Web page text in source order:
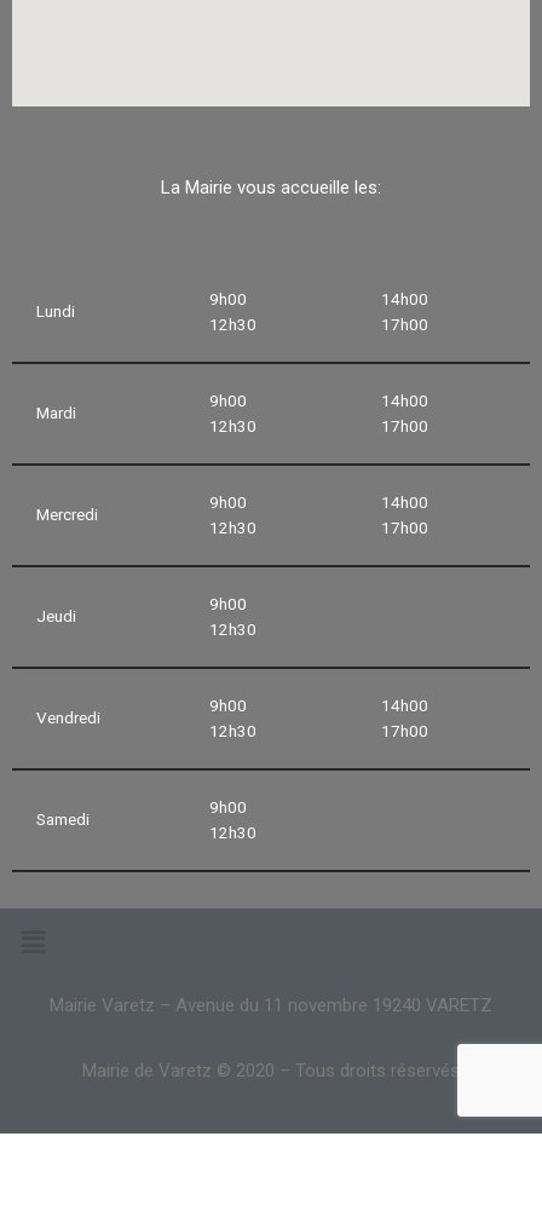
La Mairie vous accueille les:
Lundi
9h00
12h30
14h00
17h00
Mardi
9h00
12h30
14h00
17h00
Mercredi
9h00
12h30
14h00
17h00
Jeudi
9h00
12h30
Vendredi
9h00
12h30
14h00
17h00
Samedi
9h00
12h30
Mairie Varetz – Avenue du 11 novembre 19240 VARETZ
Mairie de Varetz © 2020 – Tous droits réservés